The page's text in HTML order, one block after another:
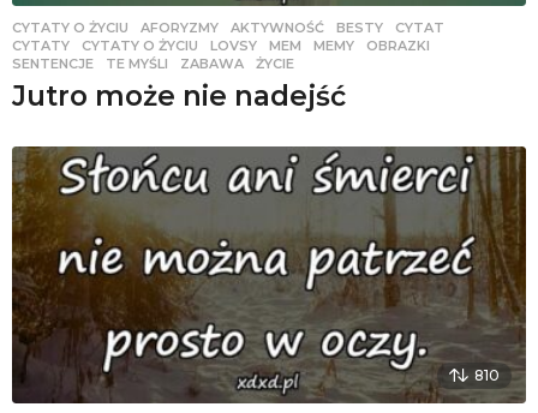
CYTATY O ŻYCIU AFORYZMY ,AKTYWNOŚĆ ,BESTY ,CYTAT
CYTATY
,CYTATY O ŻYCIU ,LOVSY ,MEM ,MEMY ,OBRAZKI
SENTENCJE
,TE MYŚLI ,ZABAWA ,ŻYCIE
Jutro może nie nadejść
810